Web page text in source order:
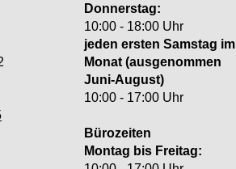
Donnerstag:
10:00 - 18:00 Uhr
jeden ersten Samstag im
Monat (ausgenommen
Juni-August)
10:00 - 17:00 Uhr
Bürozeiten
Montag bis Freitag: